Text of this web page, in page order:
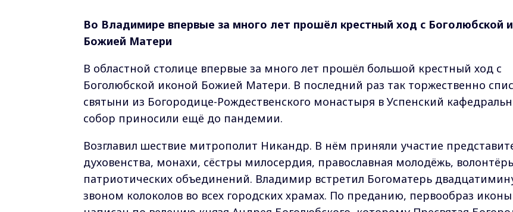
Во Владимире впервые за много лет прошёл крестный ход с Боголюбской
Божией Матери
В областной столице впервые за много лет прошёл большой крестный ход с
Боголюбской иконой Божией Матери. В последний раз так торжественно
святыни из Богородице-Рождественского монастыря в Успенский
собор приносили ещё до пандемии.
Возглавил шествие митрополит Никандр. В нём приняли участие
духовенства, монахи, сёстры милосердия, православная молодёжь,
патриотических объединений. Владимир встретил Богоматерь
звоном колоколов во всех городских храмах. По преданию, первообраз